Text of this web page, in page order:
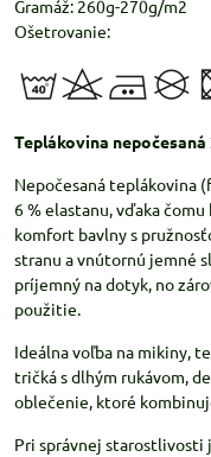
Gramáž: 260g-270g/m2
Ošetrovanie:
Teplákovina nepočesaná
Nepočesaná teplákovina
6 % elastanu, vďaka
komfort bavlny s
stranu a vnútornú jemné
príjemný na dotyk, no
použitie.
Ideálna voľba na mikiny,
tričká s dlhým rukávom,
oblečenie, ktoré
Pri správnej starostlivosti